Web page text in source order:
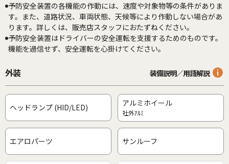
予防安全装置の各機能の作動には、速度や対象物等の条件がありま
す。また、道路状況、車両状態、天候等により作動しない場合があ
ります。詳しくは、販売店スタッフにおたずねください。
予防安全装置はドライバーの安全運転を支援するためのものです。
機能を過信せず、安全運転を心掛けてください。
外装 装備説明／用語解説
ヘッドランプ (HID/LED) アルミホイール
社外ｱﾙﾐ
エアロパーツ サンルーフ